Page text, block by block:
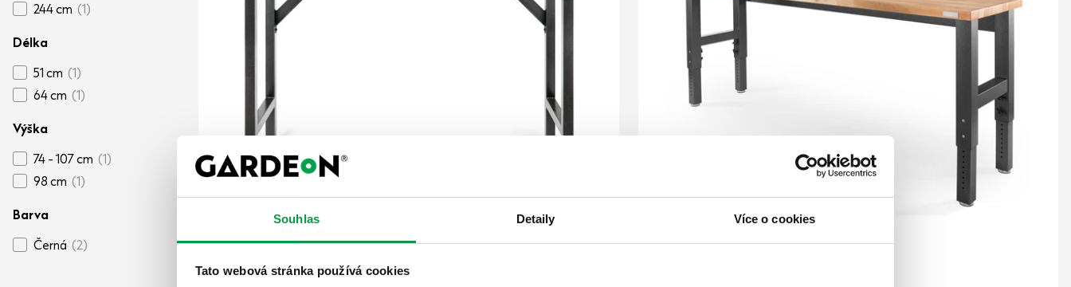
Souhlas Detaily Více o cookies
Tato webová stránka používá cookies
244 cm (1)
Délka
51 cm (1)
64 cm (1)
Výška
74 - 107 cm (1)
98 cm (1)
Barva
Černá (2)
12 693Kč